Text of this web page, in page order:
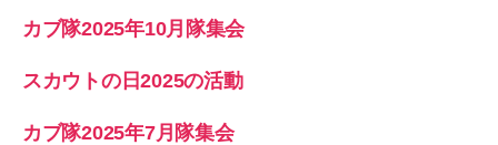
カブ隊2025年10月隊集会
スカウトの日2025の活動
カブ隊2025年7月隊集会